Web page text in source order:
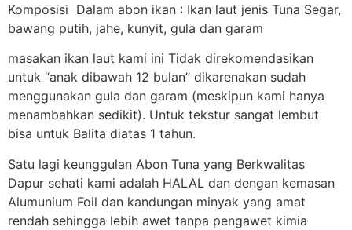
Komposisi Dalam abon ikan : Ikan laut jenis Tuna Segar,
bawang putih, jahe, kunyit, gula dan garam
masakan ikan laut kami ini Tidak direkomendasikan
untuk “anak dibawah 12 bulan” dikarenakan sudah
menggunakan gula dan garam (meskipun kami hanya
menambahkan sedikit). Untuk tekstur sangat lembut
bisa untuk Balita diatas 1 tahun.
Satu lagi keunggulan Abon Tuna yang Berkwalitas
Dapur sehati kami adalah HALAL dan dengan kemasan
Alumunium Foil dan kandungan minyak yang amat
rendah sehingga lebih awet tanpa pengawet kimia